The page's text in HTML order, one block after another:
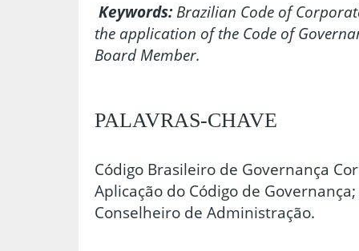
Keywords:Brazilian Code of
the application of the Code of
Board Member.
PALAVRAS-CHAVE
Código Brasileiro de Governança
Aplicação do Código de
Conselheiro de Administração.